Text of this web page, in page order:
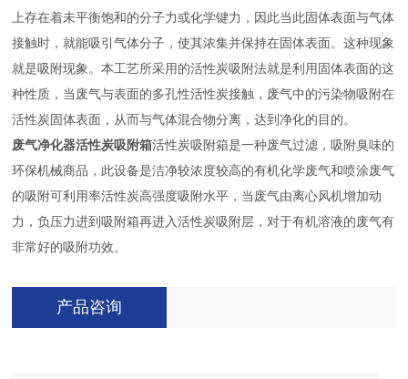
上存在着未平衡饱和的分子力或化学键力，因此当此固体表面与气体
接触时，就能吸引气体分子，使其浓集并保持在固体表面。这种现象
就是吸附现象。本工艺所采用的活性炭吸附法就是利用固体表面的这
种性质，当废气与表面的多孔性活性炭接触，废气中的污染物吸附在
活性炭固体表面，从而与气体混合物分离，达到净化的目的。
废气净化器活性炭吸附箱活性炭吸附箱是一种废气过滤，吸附臭味的
环保机械商品，此设备是洁净较浓度较高的有机化学废气和喷涂废气
的吸附可利用率活性炭高强度吸附水平，当废气由离心风机增加动
力，负压力进到吸附箱再进入活性炭吸附层，对于有机溶液的废气有
非常好的吸附功效。
产品咨询